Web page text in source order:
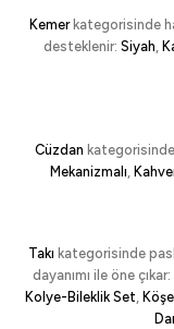
Kemerkategorisinde
desteklenir: Siyah,
Cüzdan
Mekanizmalı,
Takı kategorisinde
dayanımı ile öne çıkar:
Kolye-Bileklik Set,